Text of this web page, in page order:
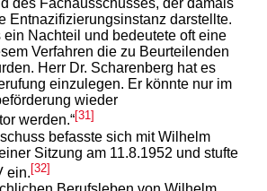
des Fachausschusses, der damals
Entnazifizierungsinstanz darstellte.
Nachteil und bedeutete oft eine
Verfahren die zu Beurteilenden
Herr Dr. Scharenberg hat es
einzulegen. Er könnte nur im
wieder
werden.“[31]
befasste sich mit Wilhelm
Sitzung am 11.8.1952 und stufte
ein.[32]